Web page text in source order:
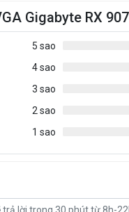
Gigabyte RX
5 sao
4 sao
3 sao
2 sao
1 sao